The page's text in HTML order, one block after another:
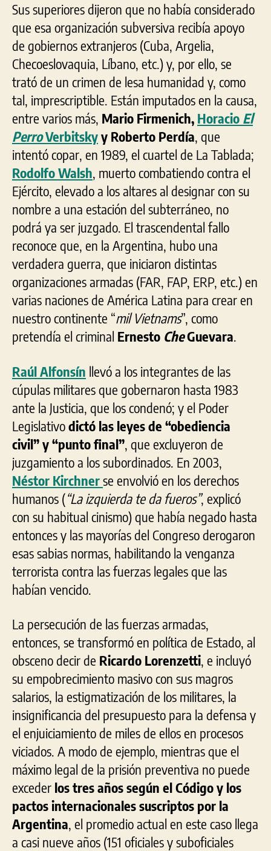
Sus superiores dijeron que no había considerado
que esa organización subversiva recibía apoyo
de gobiernos extranjeros (Cuba, Argelia,
Checoeslovaquia, Líbano, etc.) y, por ello, se
trató de un crimen de lesa humanidad y, como
tal, imprescriptible. Están imputados en la causa,
entre varios más, Mario Firmenich, Horacio El
PerroVerbitskyy Roberto Perdía, que
intentó copar, en 1989, el cuartel de La Tablada;
Rodolfo Walsh, muerto combatiendo contra el
Ejército, elevado a los altares al designar con su
nombre a una estación del subterráneo, no
podrá ya ser juzgado. El trascendental fallo
reconoce que, en la Argentina, hubo una
verdadera guerra, que iniciaron distintas
organizaciones armadas (FAR, FAP, ERP, etc.) en
varias naciones de América Latina para crear en
nuestro continente “mil Vietnams”, como
pretendía el criminal Ernesto CheGuevara.
Raúl Alfonsín llevó a los integrantes de las
cúpulas militares que gobernaron hasta 1983
ante la Justicia, que los condenó; y el Poder
Legislativodictó las leyes de “obediencia
civil” y “punto final”, que excluyeron de
juzgamiento a los subordinados. En 2003,
Néstor Kirchnerse envolvió en los derechos
humanos (“La izquierda te da fueros”, explicó
con su habitual cinismo) que había negado hasta
entonces y las mayorías del Congreso derogaron
esas sabias normas, habilitando la venganza
terrorista contra las fuerzas legales que las
habían vencido.
La persecución de las fuerzas armadas,
entonces, se transformó en política de Estado, al
obsceno decir de Ricardo Lorenzetti, e incluyó
su empobrecimiento masivo con sus magros
salarios, la estigmatización de los militares, la
insignificancia del presupuesto para la defensa y
el enjuiciamiento de miles de ellos en procesos
viciados. A modo de ejemplo, mientras que el
máximo legal de la prisión preventiva no puede
exceder los tres años según el Código y los
pactos internacionales suscriptos por la
Argentina, el promedio actual en este caso llega
a casi nueve años (151 oficiales y suboficiales